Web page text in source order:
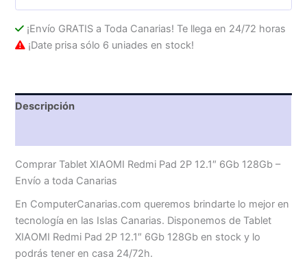
¡Envío GRATIS a Toda Canarias! Te llega en 24/72 horas
¡Date prisa sólo 6 uniades en stock!
Descripción
Comprar Tablet XIAOMI Redmi Pad 2P 12.1″ 6Gb 128Gb –
Envío a toda Canarias
En ComputerCanarias.com queremos brindarte lo mejor en
tecnología en las Islas Canarias. Disponemos de Tablet
XIAOMI Redmi Pad 2P 12.1″ 6Gb 128Gb en stock y lo
podrás tener en casa 24/72h.